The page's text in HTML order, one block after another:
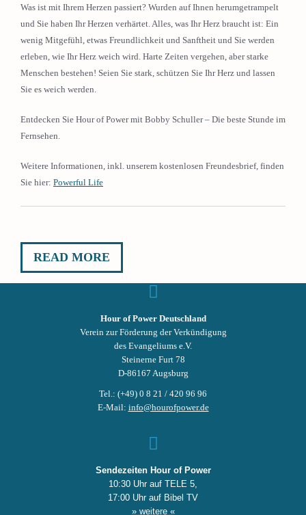
Was ist mit Ihrem Herzen passiert? Wurden auf Ihnen herumgetrampelt
und Sie haben Ihr Herzen verhärtet. Alles, was Ihr Herz braucht ist: Ein
wenig Mitgefühl, etwas Freundlichkeit und Sanftheit und Sie werden
erleben, wie Ihr Herz weich wird. Harte Zeiten vergehen, aber starke
Menschen bestehen! Seien Sie stark, schützen Sie Ihr Herz und lassen
Sie es weich werden.
Entdecken Sie Hour of Power mit Bobby Schuller – Die beste Stunde im
Fernsehen.
Weitere Informationen, inkl. unserem kostenlosen Freundesbrief, finden
Sie hier: Powerful Life
READ MORE
Hour of Power Deutschland
Verein zur Förderung der Verkündigung
des Evangeliums e.V.
Steinerne Furt 78
D-86167 Augsburg
Tel.: (+49) 0 8 21 / 420 96 96
E-Mail: info@hourofpower.de
Sendezeiten Hour of Power
10:30 Uhr auf TELE 5,
17:00 Uhr auf Bibel TV
» weitere «